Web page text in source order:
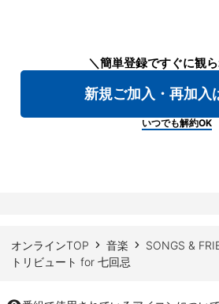
＼簡単登録ですぐに観
新規ご加入・再加入
いつでも解約OK
オンラインTOP 音楽
SONGS &
トリビュート for 七回忌